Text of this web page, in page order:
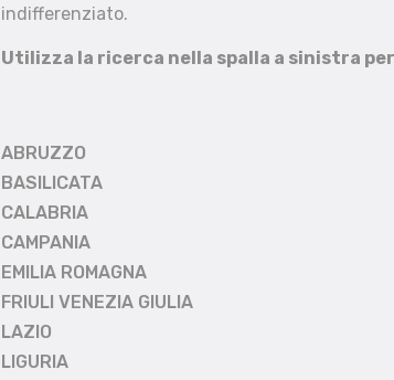
indifferenziato.
Utilizza la ricerca nella spalla a sinistra
ABRUZZO
BASILICATA
CALABRIA
CAMPANIA
EMILIA ROMAGNA
FRIULI VENEZIA GIULIA
LAZIO
LIGURIA